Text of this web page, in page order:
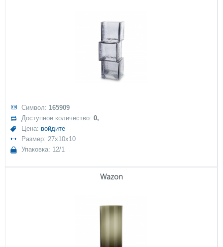
Символ: 165909
Доступное количество:0,
Цена: войдите
Размер: 27x10x10
Упаковка: 12/1
Wazon